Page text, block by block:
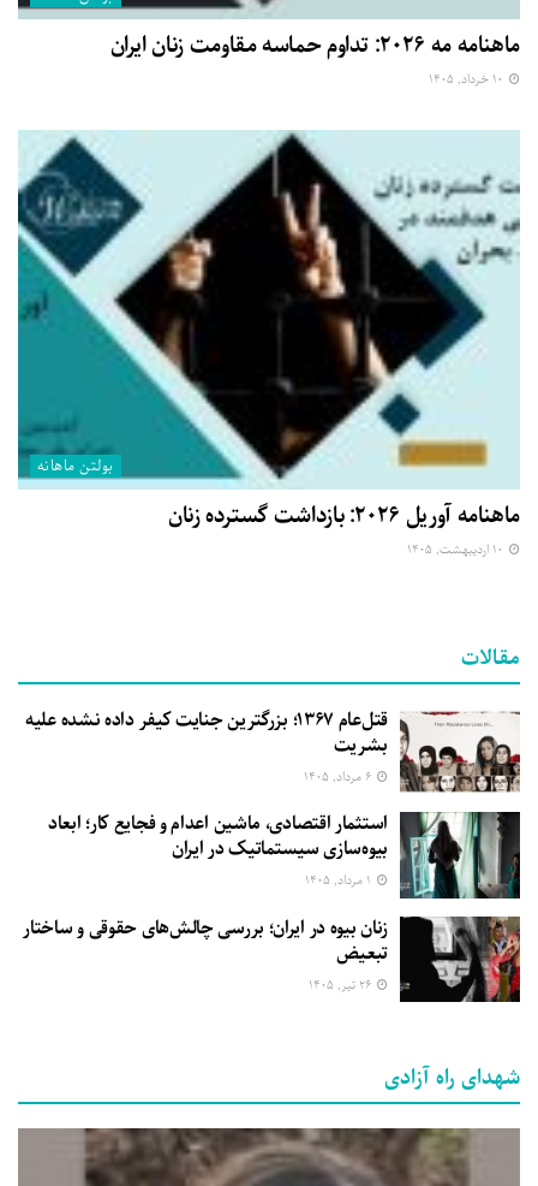
ماهنامه مه ۲۰۲۶: تداوم حماسه مقاومت زنان ایران
بولتن ماهانه
ماهنامه آوریل ۲۰۲۶: بازداشت گسترده زنان
مقالات
قتل‌عام ۱۳۶۷؛ بزرگترین جنایت کیفر داده نشده علیه
بشریت
استثمار اقتصادی، ماشین اعدام و فجایع کار؛ ابعاد
بیوه‌سازی سیستماتیک در ایران
زنان بیوه در ایران؛ بررسی چالش‌های حقوقی و ساختار
تبعیض
شهدای راه آزادی